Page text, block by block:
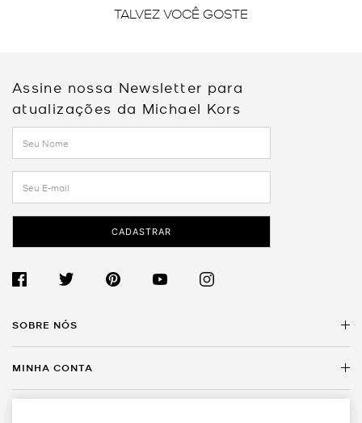
TALVEZ VOCÊ GOSTE
Assine nossa Newsletter para
atualizações da Michael Kors
CADASTRAR
SOBRE NÓS
Encontre uma Loja
MINHA CONTA